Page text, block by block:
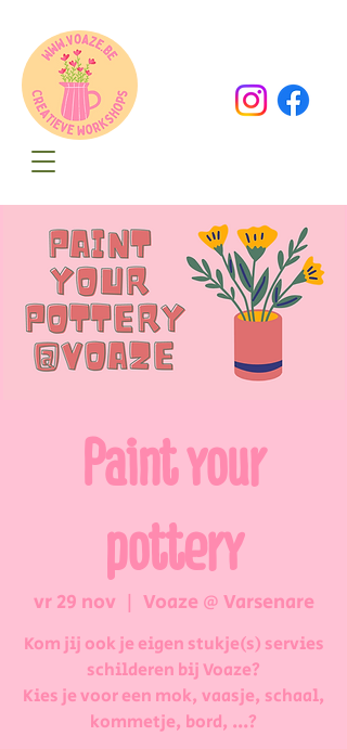
Paint your
pottery
vr 29 nov
  |
Voaze @ Varsenare
Kom jij ook je eigen stukje(s) servies
schilderen bij Voaze?
Kies je voor een mok, vaasje, schaal,
kommetje, bord, ...?